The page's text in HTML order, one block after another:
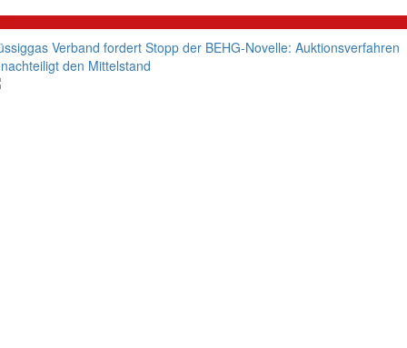
Verband fordert Stopp der BEHG-Novelle: Auktionsverfahren
den Mittelstand